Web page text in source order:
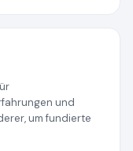
und
um fundierte